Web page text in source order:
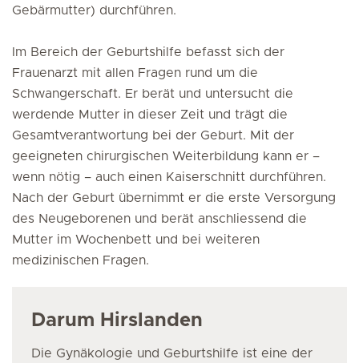
Gebärmutter) durchführen.
Im Bereich der Geburtshilfe befasst sich der
Frauenarzt mit allen Fragen rund um die
Schwangerschaft. Er berät und untersucht die
werdende Mutter in dieser Zeit und trägt die
Gesamtverantwortung bei der Geburt. Mit der
geeigneten chirurgischen Weiterbildung kann er –
wenn nötig – auch einen Kaiserschnitt durchführen.
Nach der Geburt übernimmt er die erste Versorgung
des Neugeborenen und berät anschliessend die
Mutter im Wochenbett und bei weiteren
medizinischen Fragen.
Darum Hirslanden
Die Gynäkologie und Geburtshilfe ist eine der